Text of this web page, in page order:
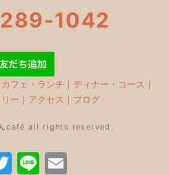
年8月(3)
年6月(3)
年5月(3)
年4月(5)
3月 (3)
12月(5)
11月(6)
1042
カフェ・ランチ ｜ ディナー・コース ｜
ー ｜ アクセス ｜ ブログ
café all rights reserved.
T Li